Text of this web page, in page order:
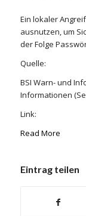
Ein lokaler
ausnutzen, um
der Folge
Quelle:
BSI Warn- und
Informationen
Link:
Read More
Eintrag teilen